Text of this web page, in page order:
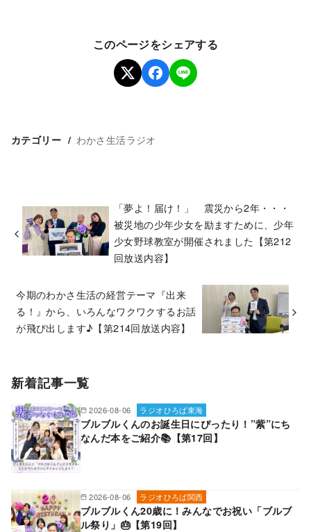
このページをシェアする
カテゴリー わかさ生活ラジオ
「夢よ！届け！」 震災から2年・・・
被災地の少年少女を励ますために、少年
少女野球教室が開催されました【第212
回放送内容】
今期のわかさ生活の経営テーマ『出来
る！』から、いろんなワクワクするお話
が飛び出します♪【第214回放送内容】
新着記事一覧
2026-08-06 ラジオひろば東海
ブルブルくんのお誕生日にぴったり！”紫”にち
なんだ本をご紹介📚【第17回】
2026-08-06 ラジオひろば関西
ブルブルくん20歳に！みんなでお祝い「ブルブ
ル祭り」🎂【第19回】